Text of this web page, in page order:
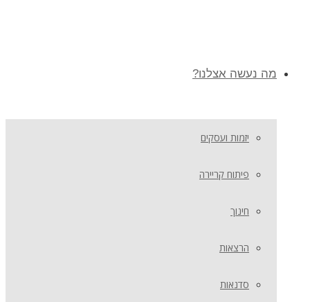
מה נעשה אצלנו?
יזמות ועסקים
פיתוח קריירה
חינוך
הרצאות
סדנאות